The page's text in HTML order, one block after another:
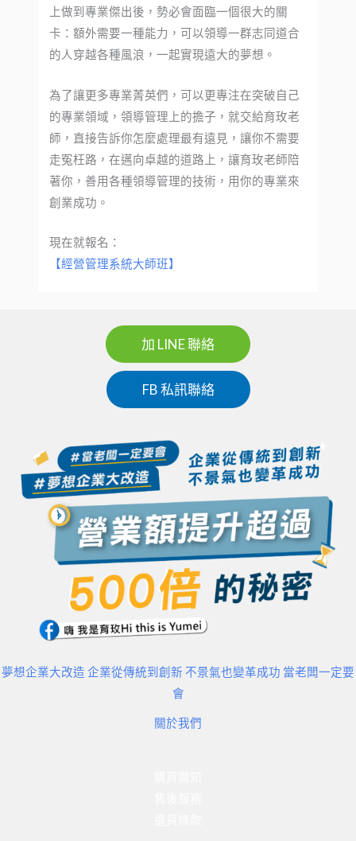
上做到專業傑出後，勢必會面臨一個很大的關
卡：額外需要一種能力，可以領導一群志同道合
的人穿越各種風浪，一起實現遠大的夢想。
為了讓更多專業菁英們，可以更專注在突破自己
的專業領域，領導管理上的擔子，就交給育玫老
師，直接告訴你怎麼處理最有遠見，讓你不需要
走冤枉路，在邁向卓越的道路上，讓育玫老師陪
著你，善用各種領導管理的技術，用你的專業來
創業成功。
現在就報名：
【經營管理系統大師班】
加 LINE 聯絡
FB 私訊聯絡
夢想企業大改造 企業從傳統到創新 不景氣也變革成功 當老闆一定要
會
關於我們